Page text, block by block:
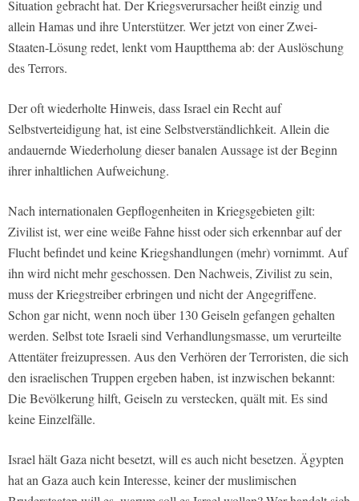
Situation gebracht hat. Der Kriegsverursacher heißt einzig und
allein Hamas und ihre Unterstützer. Wer jetzt von einer Zwei-
Staaten-Lösung redet, lenkt vom Hauptthema ab: der Auslöschung
des Terrors.
Der oft wiederholte Hinweis, dass Israel ein Recht auf
Selbstverteidigung hat, ist eine Selbstverständlichkeit. Allein die
andauernde Wiederholung dieser banalen Aussage ist der Beginn
ihrer inhaltlichen Aufweichung.
Nach internationalen Gepflogenheiten in Kriegsgebieten gilt:
Zivilist ist, wer eine weiße Fahne hisst oder sich erkennbar auf der
Flucht befindet und keine Kriegshandlungen (mehr) vornimmt. Auf
ihn wird nicht mehr geschossen. Den Nachweis, Zivilist zu sein,
muss der Kriegstreiber erbringen und nicht der Angegriffene.
Schon gar nicht, wenn noch über 130 Geiseln gefangen gehalten
werden. Selbst tote Israeli sind Verhandlungsmasse, um verurteilte
Attentäter freizupressen. Aus den Verhören der Terroristen, die sich
den israelischen Truppen ergeben haben, ist inzwischen bekannt:
Die Bevölkerung hilft, Geiseln zu verstecken, quält mit. Es sind
keine Einzelfälle.
Israel hält Gaza nicht besetzt, will es auch nicht besetzen. Ägypten
hat an Gaza auch kein Interesse, keiner der muslimischen